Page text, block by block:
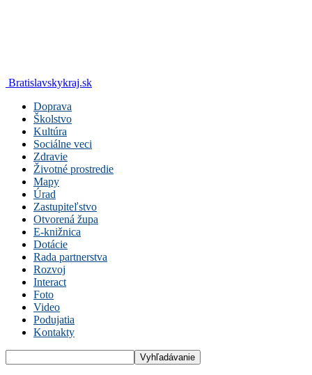
Bratislavskykraj.sk
Doprava
Školstvo
Kultúra
Sociálne veci
Zdravie
Životné prostredie
Mapy
Úrad
Zastupiteľstvo
Otvorená župa
E-knižnica
Dotácie
Rada partnerstva
Rozvoj
Interact
Foto
Video
Podujatia
Kontakty